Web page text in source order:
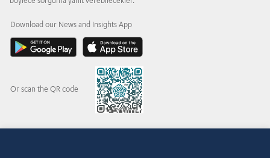
Download our News and Insights App
Or scan the QR code